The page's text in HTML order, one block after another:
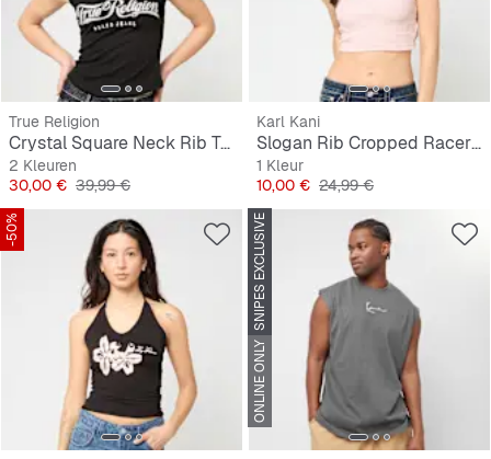
True Religion
Crystal Square Neck Rib Tank
2 Kleuren
Prijs
30,00 € Originele Prijs
39,99 €
Karl Kani
Slogan Rib Cropped Racer Top
1 Kleur
Prijs
10,00 € Originele Prijs
24,99 €
-50% SNIPES EXCLUSIVE
ONLINE ONLY